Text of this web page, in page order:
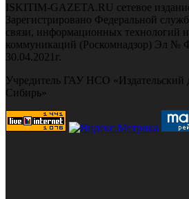
ISKITIM-GAZETA.RU сетевое
Зарегистрировано Федеральной
связи, информационных технологий
коммуникаций (Роскомнадзор) Эл №
30.04.2021г.
Учредитель ГАУ НСО «Издательский
Сибирь»